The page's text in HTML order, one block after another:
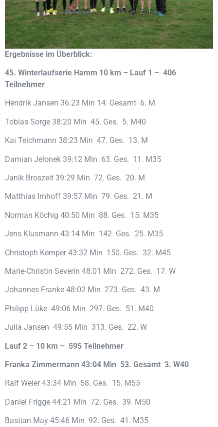
Ergebnisse im Überblick:
45. Winterlaufserie Hamm 10 km – Lauf 1 – 406
Teilnehmer
Hendrik Jansen 36:23 Min 14. Gesamt 6. M
Tobias Sorge 38:20 Min 45. Ges. 5. M40
Kai Teichmann 38:23 Min 47. Ges. 13. M
Damian Jelonek 39:12 Min 63. Ges. 11. M35
Janik Broszeit 39:29 Min 72. Ges. 20. M
Matthias Imhoff 39:57 Min 79. Ges. 21. M
Norman Köchig 40:50 Min 88. Ges. 15. M35
Jens Klusmann 43:14 Min 142. Ges. 25. M35
Christoph Kemper 43:32 Min 150. Ges. 32. M45
Marie-Christin Severin 48:01 Min 272. Ges. 17. W
Johannes Franke 48:02 Min 273. Ges. 43. M
Philipp Lüke 49:06 Min 297. Ges. 51. M40
Julia Jansen 49:55 Min 313. Ges. 22. W
Lauf 2 – 10 km – 595 Teilnehmer
Franka Zimmermann 43:04 Min 53. Gesamt 3. W40
Ralf Weier 43:34 Min 58. Ges. 15. M55
Daniel Frigge 44:21 Min 72. Ges. 39. M50
Bastian May 45:46 Min 92. Ges. 41. M35